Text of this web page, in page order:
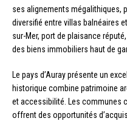
ses alignements mégalithiques,
diversifié entre villas balnéaires
sur-Mer, port de plaisance
des biens immobiliers haut de
Le pays d’Auray présente un
historique combine patrimoine
et accessibilité. Les communes
offrent des opportunités